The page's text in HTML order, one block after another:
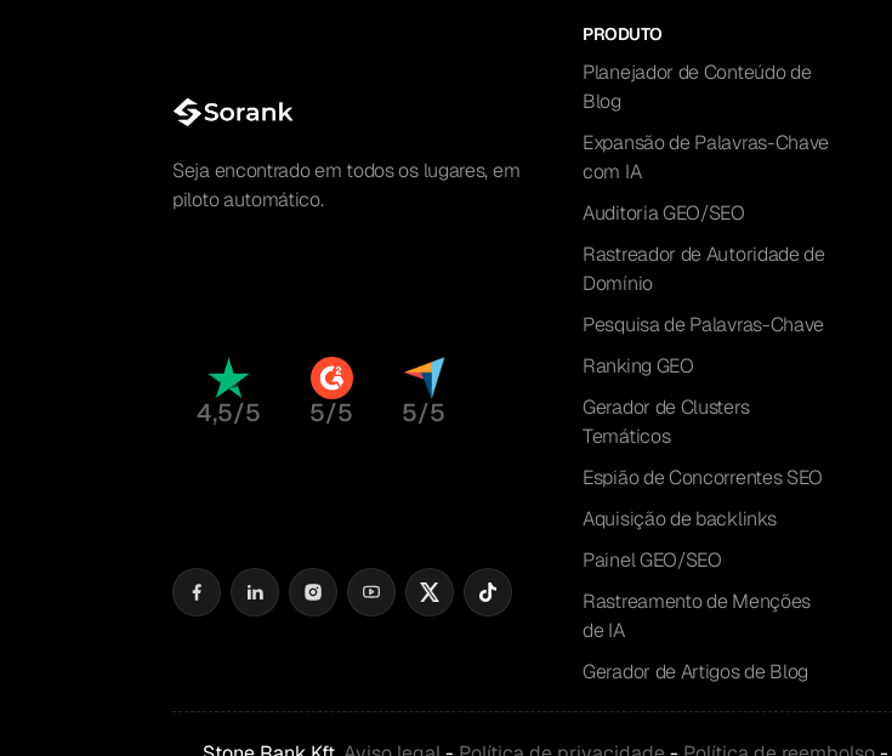
Seja encontrado em todos os lugares, em
piloto automático.
4,5/5 5/5 5/5
PRODUTO
Planejador de Conteúdo de
Blog
Expansão de Palavras-Chave
com IA
Auditoria GEO/SEO
Rastreador de Autoridade de
Domínio
Pesquisa de Palavras-Chave
Ranking GEO
Gerador de Clusters
Temáticos
Espião de Concorrentes SEO
Aquisição de backlinks
Painel GEO/SEO
Rastreamento de Menções
de IA
Gerador de Artigos de Blog